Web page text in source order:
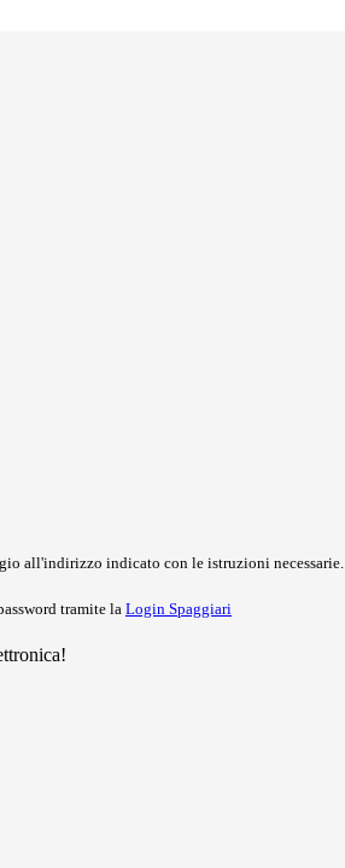
all'indirizzo indicato con le istruzioni necessarie.
tramite la Login Spaggiari